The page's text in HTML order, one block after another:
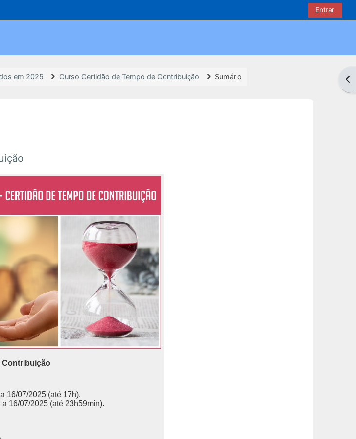
Entrar
em 2025 Curso Certidão de Tempo de Contribuição Sumário
Contribuição
16/07/2025 (até 17h).
a 16/07/2025 (até 23h59min).